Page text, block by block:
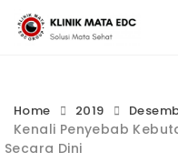
Home 2019
Kenali Penyebab
Secara Dini